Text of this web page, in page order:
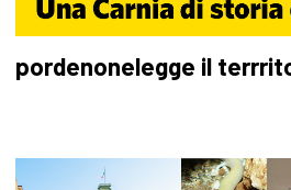
pordenonelegge il